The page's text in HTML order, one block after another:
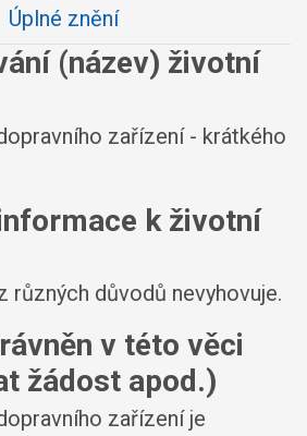
Úplné znění
(název) životní
zařízení - krátkého
k životní
různých důvodů nevyhovuje.
v této věci
žádost apod.)
zařízení je